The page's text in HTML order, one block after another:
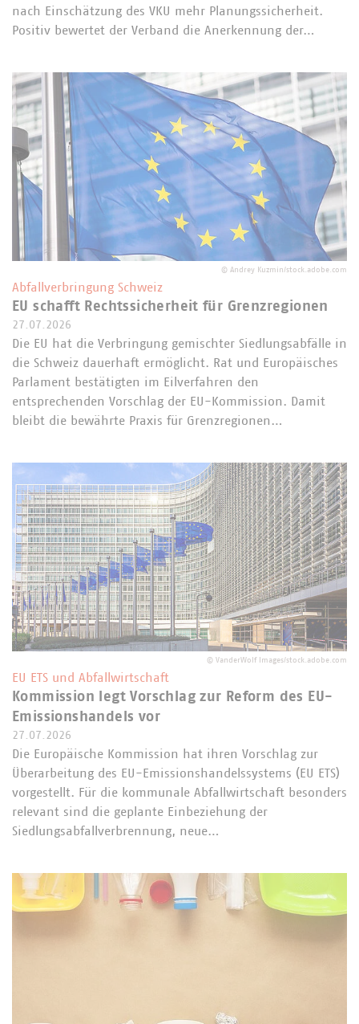
nach Einschätzung des VKU mehr Planungssicherheit.
Positiv bewertet der Verband die Anerkennung der…
© Andrey Kuzmin/stock.adobe.com
Abfallverbringung Schweiz
EU schafft Rechtssicherheit für Grenzregionen
27.07.2026
Die EU hat die Verbringung gemischter Siedlungsabfälle in
die Schweiz dauerhaft ermöglicht. Rat und Europäisches
Parlament bestätigten im Eilverfahren den
entsprechenden Vorschlag der EU-Kommission. Damit
bleibt die bewährte Praxis für Grenzregionen…
© VanderWolf Images/stock.adobe.com
EU ETS und Abfallwirtschaft
Kommission legt Vorschlag zur Reform des EU-
Emissionshandels vor
27.07.2026
Die Europäische Kommission hat ihren Vorschlag zur
Überarbeitung des EU-Emissionshandelssystems (EU ETS)
vorgestellt. Für die kommunale Abfallwirtschaft besonders
relevant sind die geplante Einbeziehung der
Siedlungsabfallverbrennung, neue…